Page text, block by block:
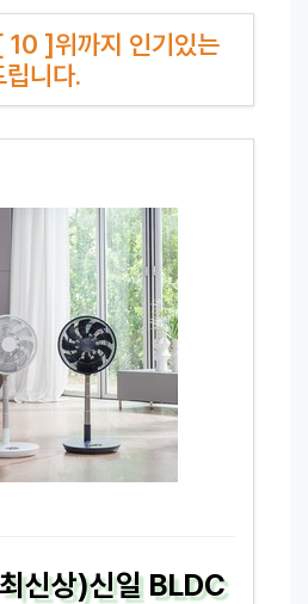
]위까지 인기있는
니다.
신상)신일 BLDC